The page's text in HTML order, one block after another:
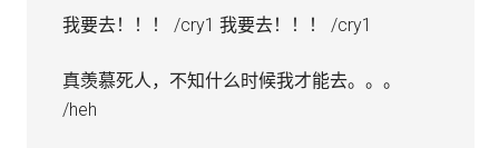
我要去！！！ /cry1 我要去！！！ /cry1
真羡慕死人，不知什么时候我才能去。。。
/heh